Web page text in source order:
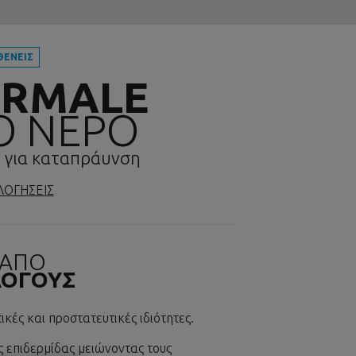
ΝΕΡΟ
για καταπράυνση
ΑΠΟ
και προστατευτικές ιδιότητες.
επιδερμίδας μειώνοντας τους